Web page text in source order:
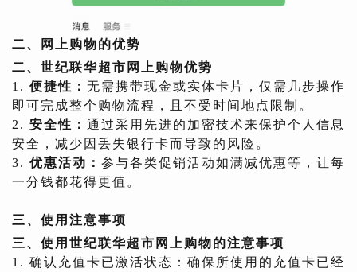
二、网上购物的优势
二、世纪联华超市网上购物优势
1. 便捷性： 无需携带现金或实体卡片，仅需几步操作
即可完成整个购物流程，且不受时间地点限制。
2. 安全性： 通过采用先进的加密技术来保护个人信息
安全，减少因丢失银行卡而导致的风险。
3. 优惠活动： 参与各类促销活动如满减优惠等，让每
一分钱都花得更值。
三、使用注意事项
三、使用世纪联华超市网上购物的注意事项
1. 确认充值卡已激活状态：确保所使用的充值卡已经